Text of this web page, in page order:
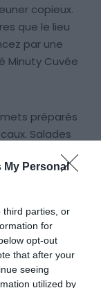
My Personal
third parties, or
for
opt-out
that after your
seeing
utilized by
copieux.
que le lieu
par une
Minuty Cuvée
préparés
Salades
découpé à
et profiteroles
exigez un Pan